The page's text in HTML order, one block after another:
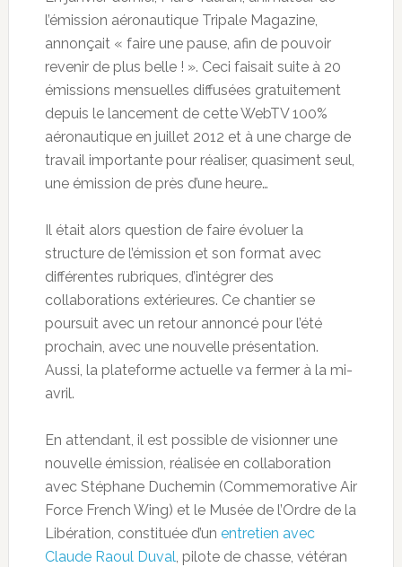
l’émission aéronautique Tripale Magazine,
annonçait « faire une pause, afin de pouvoir
revenir de plus belle ! ». Ceci faisait suite à 20
émissions mensuelles diffusées gratuitement
depuis le lancement de cette WebTV 100%
aéronautique en juillet 2012 et à une charge de
travail importante pour réaliser, quasiment seul,
une émission de près d’une heure…
Il était alors question de faire évoluer la
structure de l’émission et son format avec
différentes rubriques, d’intégrer des
collaborations extérieures. Ce chantier se
poursuit avec un retour annoncé pour l’été
prochain, avec une nouvelle présentation.
Aussi, la plateforme actuelle va fermer à la mi-
avril.
En attendant, il est possible de visionner une
nouvelle émission, réalisée en collaboration
avec Stéphane Duchemin (Commemorative Air
Force French Wing) et le Musée de l’Ordre de la
Libération, constituée d’un entretien avec
Claude Raoul Duval, pilote de chasse, vétéran